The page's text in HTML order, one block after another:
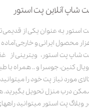
شاپ آنلاین پت استور
محصول ایرانی و خارجی
شاپ پت استور، ویترینی از
کنین، جوسرا و .. همراه
مورد نیاز پت خود را
درب منزل تحویل بگیرید.
وبلاگ پت استور میتوانید